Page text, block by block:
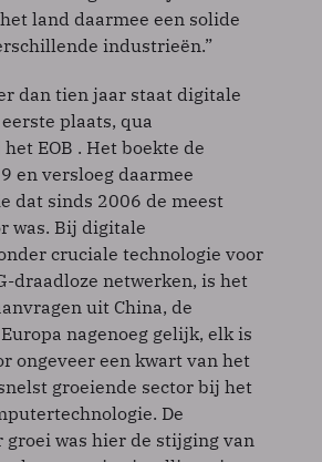
land daarmee een solide
industrieën.”
dan tien jaar staat digitale
plaats, qua
EOB . Het boekte de
en versloeg daarmee
dat sinds 2006 de meest
was. Bij digitale
cruciale technologie voor
draadloze netwerken, is het
uit China, de
nagenoeg gelijk, elk is
ongeveer een kwart van het
groeiende sector bij het
De
was hier de stijging van